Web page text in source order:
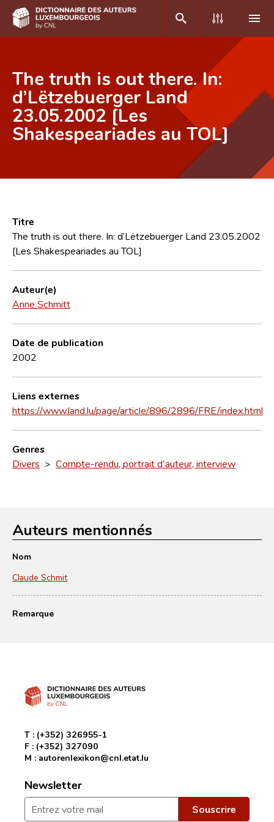
DE FR
Accueil
Auteur(e)s A-Z
Équipe scientifique
Contact
The truth is out there. In:
d’Lëtzebuerger Land
23.05.2002 [Les
Shakespeariades au TOL]
Titre
The truth is out there. In: d’Lëtzebuerger Land 23.05.2002
[Les Shakespeariades au TOL]
Auteur(e)
Anne Schmitt
Date de publication
2002
Liens externes
https://www.land.lu/page/article/896/2896/FRE/index.html
Genres
Divers > Compte-rendu, portrait d'auteur, interview
Auteurs mentionnés
Nom
Claude Schmit
Remarque
T : (+352) 326955-1
F : (+352) 327090
M : autorenlexikon@cnl.etat.lu
Newsletter